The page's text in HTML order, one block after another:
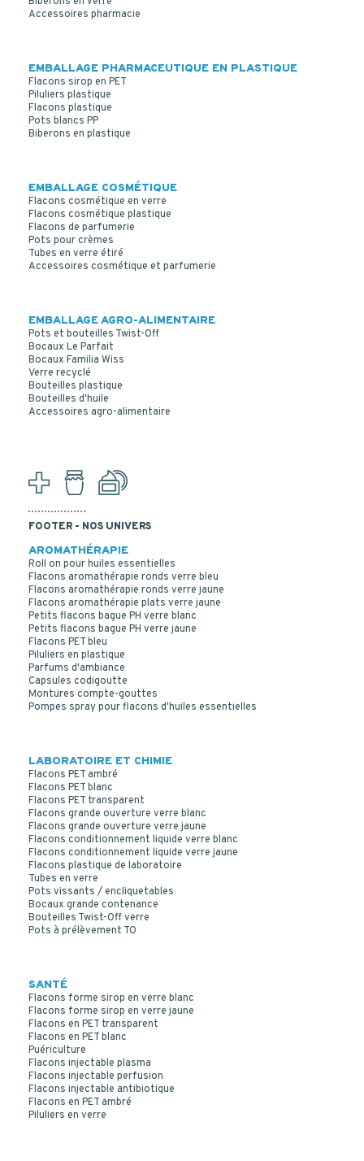
Accessoires pharmacie
EMBALLAGE PHARMACEUTIQUE EN PLASTIQUE
Flacons sirop en PET
Piluliers plastique
Flacons plastique
Pots blancs PP
Biberons en plastique
EMBALLAGE COSMÉTIQUE
Flacons cosmétique en verre
Flacons cosmétique plastique
Flacons de parfumerie
Pots pour crèmes
Tubes en verre étiré
Accessoires cosmétique et parfumerie
EMBALLAGE AGRO-ALIMENTAIRE
Pots et bouteilles Twist-Off
Bocaux Le Parfait
Bocaux Familia Wiss
Verre recyclé
Bouteilles plastique
Bouteilles d'huile
Accessoires agro-alimentaire
FOOTER - NOS UNIVERS
AROMATHÉRAPIE
Roll on pour huiles essentielles
Flacons aromathérapie ronds verre bleu
Flacons aromathérapie ronds verre jaune
Flacons aromathérapie plats verre jaune
Petits flacons bague PH verre blanc
Petits flacons bague PH verre jaune
Flacons PET bleu
Piluliers en plastique
Parfums d'ambiance
Capsules codigoutte
Montures compte-gouttes
Pompes spray pour flacons d'huiles essentielles
LABORATOIRE ET CHIMIE
Flacons PET ambré
Flacons PET blanc
Flacons PET transparent
Flacons grande ouverture verre blanc
Flacons grande ouverture verre jaune
Flacons conditionnement liquide verre blanc
Flacons conditionnement liquide verre jaune
Flacons plastique de laboratoire
Tubes en verre
Pots vissants / encliquetables
Bocaux grande contenance
Bouteilles Twist-Off verre
Pots à prélèvement TO
SANTÉ
Flacons forme sirop en verre blanc
Flacons forme sirop en verre jaune
Flacons en PET transparent
Flacons en PET blanc
Puériculture
Flacons injectable plasma
Flacons injectable perfusion
Flacons injectable antibiotique
Flacons en PET ambré
Piluliers en verre